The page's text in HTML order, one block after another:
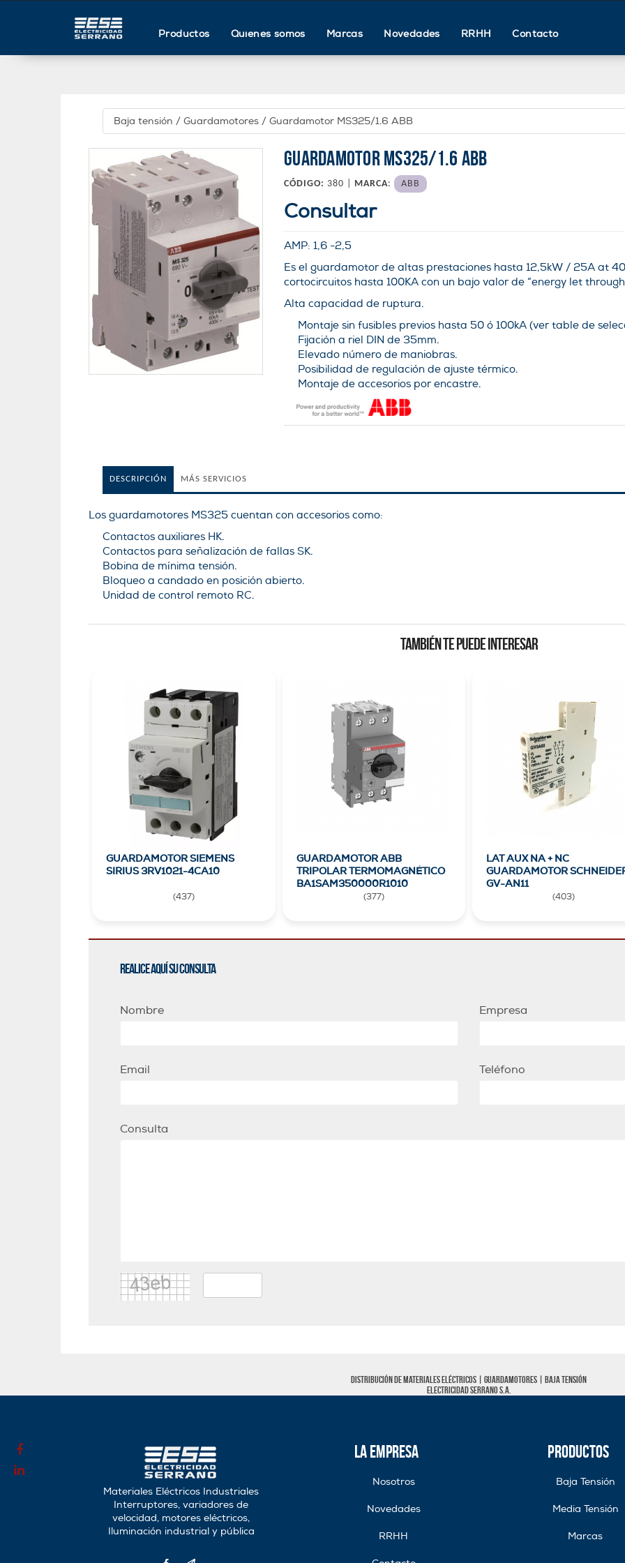
Productos Quienes somos Marcas Novedades RRHH Contacto
Baja tensión / Guardamotores / Guardamotor MS325/1.6 ABB
GUARDAMOTOR MS325/1.6 ABB
CÓDIGO: 380 | MARCA: ABB
Consultar
AMP: 1,6 -2,5
Es el guardamotor de altas prestaciones hasta 12,5kW / 25A at
cortocircuitos hasta 100KA con un bajo valor de “energy let
Alta capacidad de ruptura.
Montaje sin fusibles previos hasta 50 ó 100kA (ver table de
Fijación a riel DIN de 35mm.
Elevado número de maniobras.
Posibilidad de regulación de ajuste térmico.
Montaje de accesorios por encastre.
DESCRIPCIÓN MÁS SERVICIOS
Los guardamotores MS325 cuentan con accesorios como:
Contactos auxiliares HK.
Contactos para señalización de fallas SK.
Bobina de mínima tensión.
Bloqueo a candado en posición abierto.
Unidad de control remoto RC.
TAMBIÉN TE PUEDE INTERESAR
GUARDAMOTOR SIEMENS
SIRIUS 3RV1021-4CA10
(437)
GUARDAMOTOR ABB
TRIPOLAR TERMOMAGNÉTICO
BA1SAM350000R1010
(377)
LAT AUX NA + NC
GUARDAMOTOR
GV-AN11
(403)
Realice aquí su consulta
Nombre Empresa
Email Teléfono
Consulta
Distribución de materiales eléctricos | Guardamotores | Baja tensión
Electricidad Serrano S.A.
Materiales Eléctricos Industriales
Interruptores, variadores de
velocidad, motores eléctricos,
Iluminación industrial y pública
La Empresa
Nosotros
Novedades
RRHH
Productos
Baja Tensión
Media Tensión
Marcas